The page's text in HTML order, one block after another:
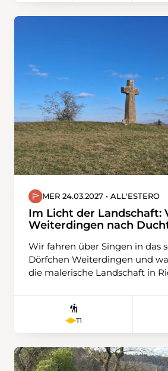
MER 24.03.2027 • ALL'ESTERO
Im Licht der Landschaft:
Weiterdingen nach
Wir fahren über Singen in das
Dörfchen Weiterdingen und
die malerische Landschaft in
eingebettet zwischen
Meist folgen wir alten
lassen.Nur kurze Abschnitte
festen, kaum befahrenen
T1